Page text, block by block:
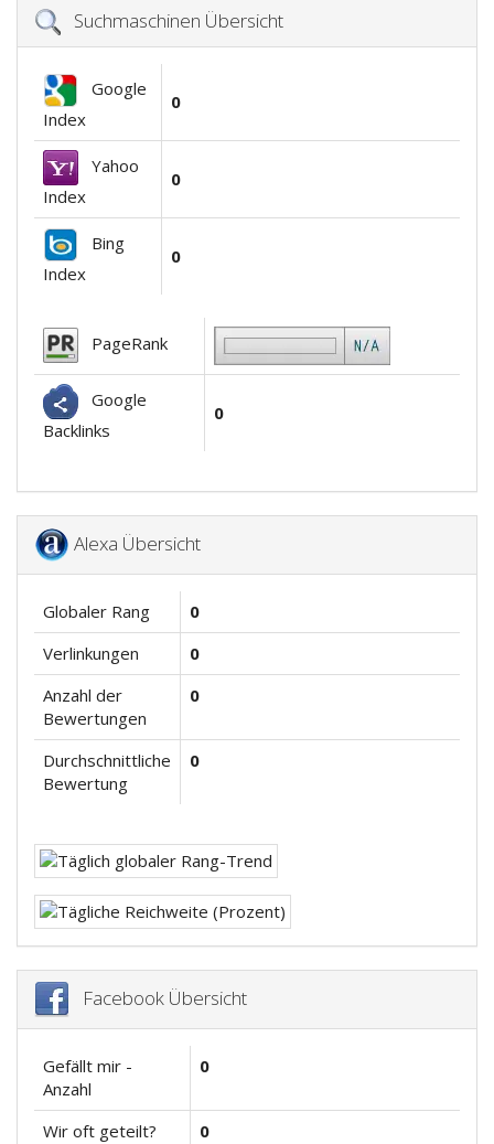
Suchmaschinen Übersicht
Google
Index
0
Yahoo
Index
0
Bing
Index
0
PageRank
Google
Backlinks
0
Alexa Übersicht
Globaler Rang
0
Verlinkungen
0
Anzahl der
Bewertungen
0
Durchschnittliche
Bewertung
0
Facebook Übersicht
Gefällt mir -
Anzahl
0
Wir oft geteilt?
0